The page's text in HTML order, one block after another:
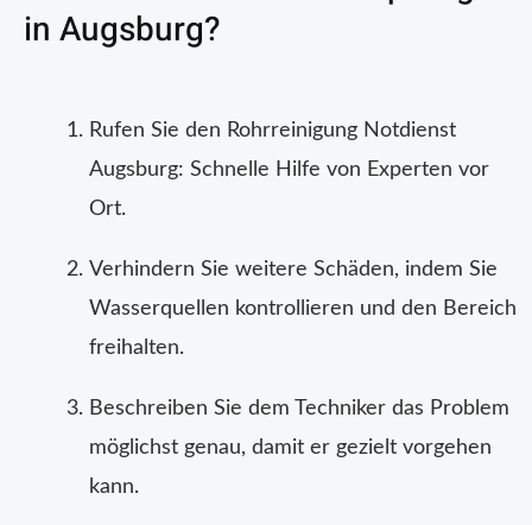
in Augsburg?
Rufen Sie den Rohrreinigung Notdienst
Augsburg: Schnelle Hilfe von Experten vor
Ort.
Verhindern Sie weitere Schäden, indem Sie
Wasserquellen kontrollieren und den Bereich
freihalten.
Beschreiben Sie dem Techniker das Problem
möglichst genau, damit er gezielt vorgehen
kann.